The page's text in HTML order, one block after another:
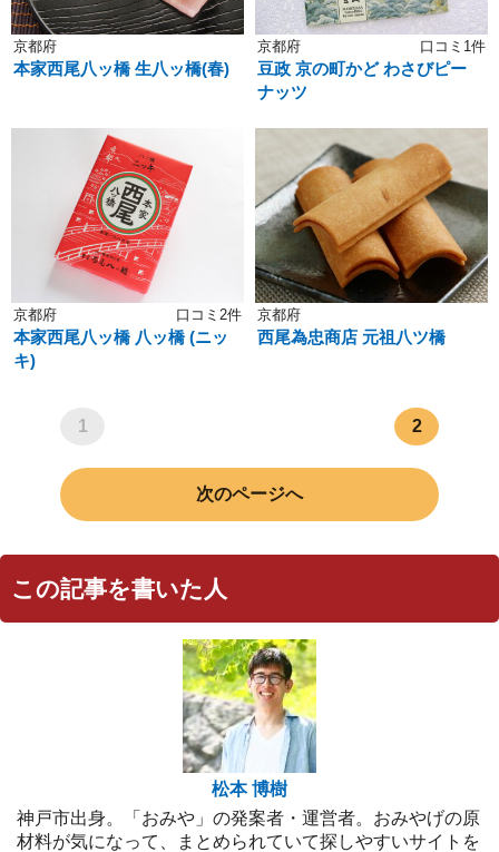
京都府
本家西尾八ッ橋 生八ッ橋(春)
京都府 口コミ1件
豆政 京の町かど わさびピー
ナッツ
京都府 口コミ2件
本家西尾八ッ橋 八ッ橋 (ニッ
キ)
京都府
西尾為忠商店 元祖八ツ橋
1 2
次のページへ
この記事を書いた人
松本 博樹
神戸市出身。「おみや」の発案者・運営者。おみやげの原
材料が気になって、まとめられていて探しやすいサイトを